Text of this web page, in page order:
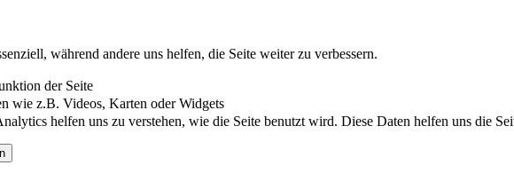
während andere uns helfen, die Seite weiter zu verbessern.
der Seite
wie z.B. Videos, Karten oder Widgets
helfen uns zu verstehen, wie die Seite benutzt wird. Diese Daten helfen uns die